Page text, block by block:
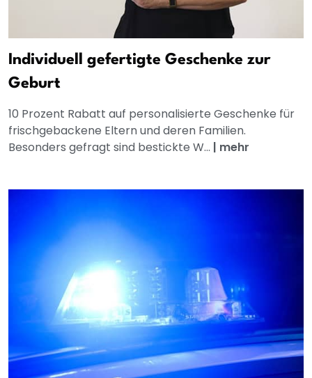
Individuell gefertigte Geschenke zur
Geburt
10 Prozent Rabatt auf personalisierte Geschenke für
frischgebackene Eltern und deren Familien.
Besonders gefragt sind bestickte W... | mehr